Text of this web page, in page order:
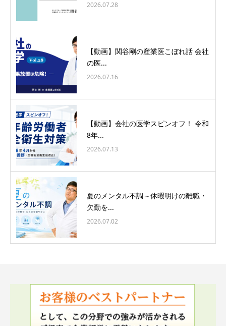
2026.07.28
【動画】関谷剛の産業医こぼれ話 会社
の医...
2026.07.16
【動画】会社の医学スピンオフ！ 令和
8年...
2026.07.13
夏のメンタル不調～休暇明けの離職・
欠勤を...
2026.07.02